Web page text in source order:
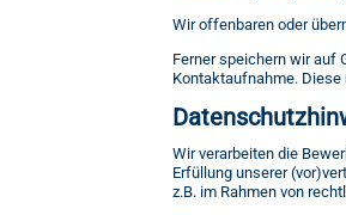
Wir offenbaren oder
Ferner speichern wir auf
Kontaktaufnahme.
Wir verarbeiten die
Erfüllung unserer
z.B. im Rahmen von